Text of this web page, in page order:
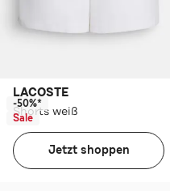
LACOSTE
Shorts weiß
-50%*
Sale
Jetzt shoppen